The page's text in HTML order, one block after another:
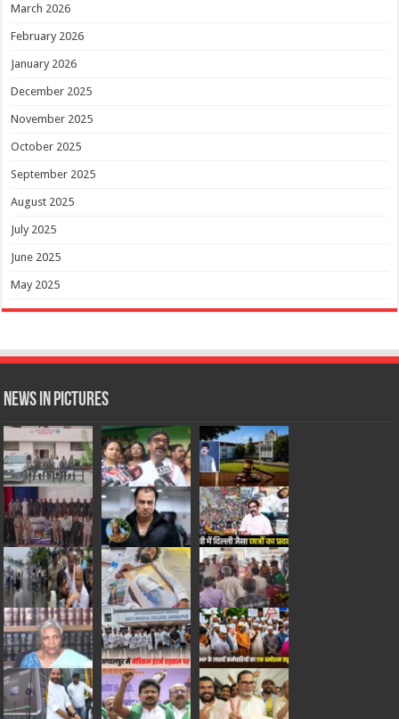
March 2026
February 2026
January 2026
December 2025
November 2025
October 2025
September 2025
August 2025
July 2025
June 2025
May 2025
News in Pictures